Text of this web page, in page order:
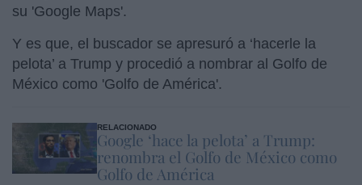
su 'Google Maps'.
Y es que, el buscador se apresuró a ‘hacerle la
pelota’ a Trump y procedió a nombrar al Golfo de
México como 'Golfo de América'.
RELACIONADO
Google ‘hace la pelota’ a Trump:
renombra el Golfo de México como
Golfo de América